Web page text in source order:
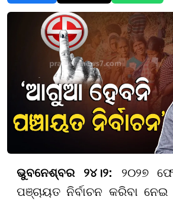
ଭୁବନେଶ୍ବର ୨୪।୨: ୨୦୨୭
ପଞ୍ଚାୟତ ନିର୍ବାଚନ କରିବା